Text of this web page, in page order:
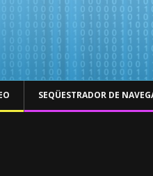
SEQÜESTRADOR DE